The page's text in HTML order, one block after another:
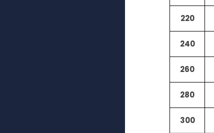
220
240
260
280
300